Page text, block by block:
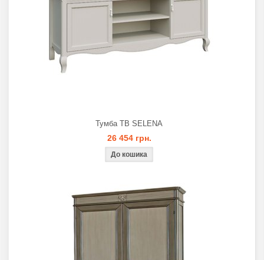
Тумба ТВ SELENA
26 454 грн.